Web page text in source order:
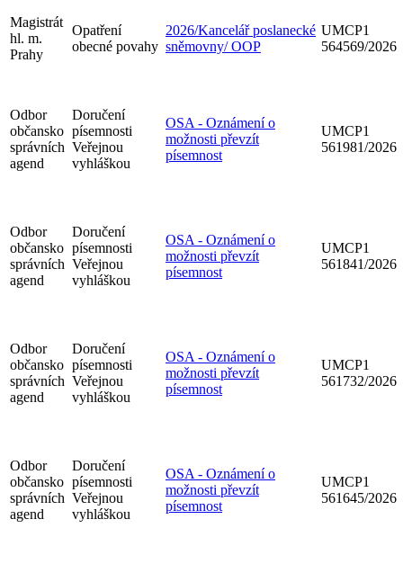
Magistrát
hl. m.
Prahy
Opatření
obecné povahy
2026/Kancelář poslanecké
sněmovny/ OOP
UMCP1
564569/2026
Odbor
občansko
správních
agend
Doručení
písemnosti
Veřejnou
vyhláškou
OSA - Oznámení o
možnosti převzít
písemnost
UMCP1
561981/2026
Odbor
občansko
správních
agend
Doručení
písemnosti
Veřejnou
vyhláškou
OSA - Oznámení o
možnosti převzít
písemnost
UMCP1
561841/2026
Odbor
občansko
správních
agend
Doručení
písemnosti
Veřejnou
vyhláškou
OSA - Oznámení o
možnosti převzít
písemnost
UMCP1
561732/2026
Odbor
občansko
správních
agend
Doručení
písemnosti
Veřejnou
vyhláškou
OSA - Oznámení o
možnosti převzít
písemnost
UMCP1
561645/2026